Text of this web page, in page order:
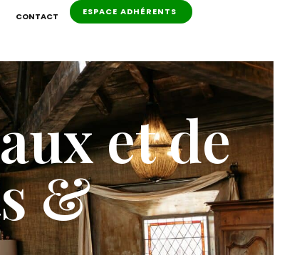
CONTACT ESPACE ADHÉRENTS
et de
&